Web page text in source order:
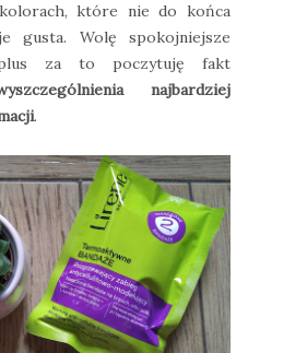
które nie do końca
gusta. Wolę spokojniejsze
za to poczytuję fakt
najbardziej
.